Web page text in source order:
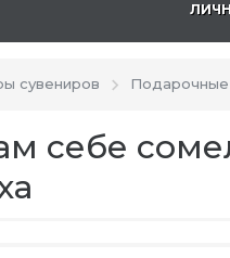
сувениров
себе